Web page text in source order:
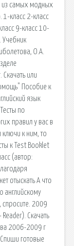
из самых модных
1-класс 2-класс
9-класс 10-
Учебник
О.А.
или
Пособие к
язык
по
правил у вас в
ключи к ним, то
к Test Booklet
(автор:
отыскать А что
английскому
спросите. 2009
Скачать
2006-2009 г
Спиши готовые